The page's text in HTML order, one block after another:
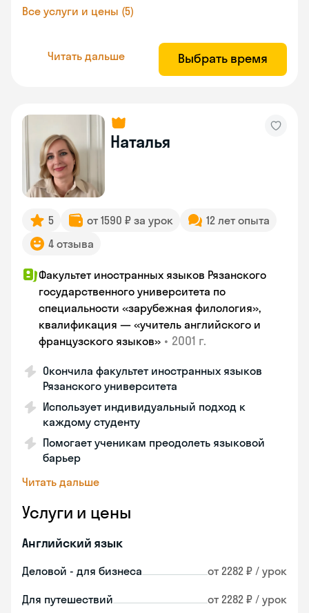
Все услуги и цены (5)
Читать дальше Выбрать время
Наталья
5 от 1590 ₽ за урок
12 лет опыта
4 отзыва
Факультет иностранных языков Рязанского
государственного университета по
специальности «зарубежная филология»,
квалификация — «учитель английского и
французского языков» • 2001 г.
Окончила факультет иностранных языков
Рязанского университета
Использует индивидуальный подход к
каждому студенту
Помогает ученикам преодолеть языковой
барьер
Читать дальше
Услуги и цены
Английский язык
Деловой - для бизнеса от 2282 ₽ / урок
Для путешествий от 2282 ₽ / урок